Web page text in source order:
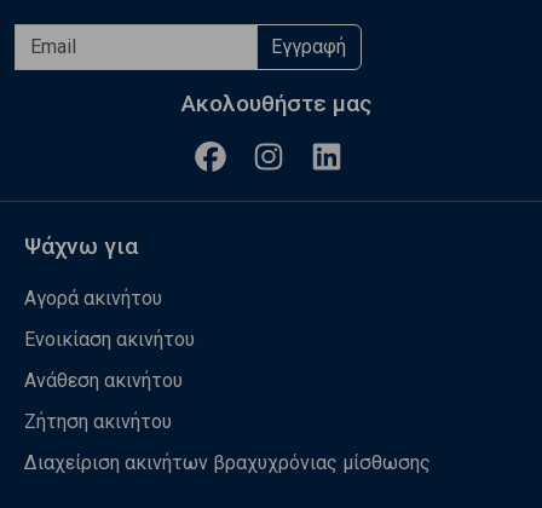
Εγγραφή
Ακολουθήστε μας
Ψάχνω για
Αγορά ακινήτου
Ενοικίαση ακινήτου
Ανάθεση ακινήτου
Ζήτηση ακινήτου
Διαχείριση ακινήτων βραχυχρόνιας μίσθωσης